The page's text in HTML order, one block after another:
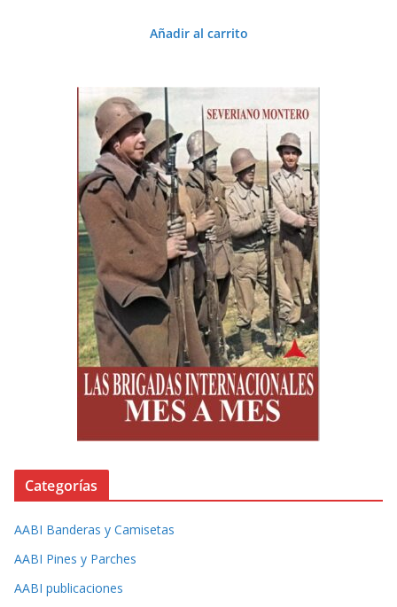
Añadir al carrito
Categorías
AABI Banderas y Camisetas
AABI Pines y Parches
AABI publicaciones